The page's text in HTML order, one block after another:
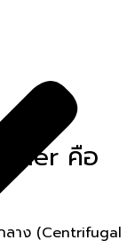
คือ
ลาง (Centrifugal